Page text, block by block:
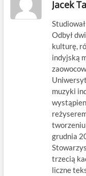
Jacek
Odbył
kulturę,
indyjską
muzyki
tworzeniu
grudnia
trzecią
liczne